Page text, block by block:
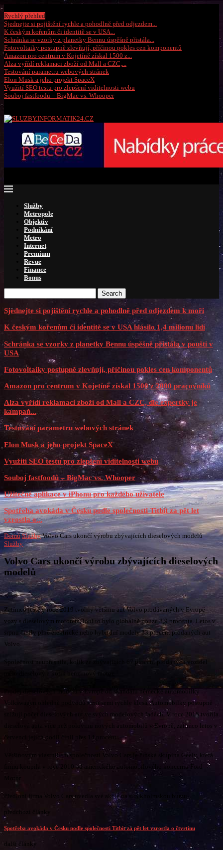
Rychlý přehled
Sjednejte si pojištění rychle a pohodlně před odjezdem...
K českým kořenům či identitě se v USA...
Schránka se vzorky z planetky Bennu úspěšně přistála...
Fotovoltaiky postupně zlevňují, příčinou pokles cen komponentů
Amazon pro centrum v Kojetíně získal 1500 z...
Alza vyřídí reklamaci zboží od Mall a CZC,...
Testování parametru webových stránek
Elon Musk a jeho projekt SpaceX
Využití SEO testu pro zlepšení viditelnosti webu
Souboj fastfoodů – BigMac vs. Whooper
Služby
Metropole
Objektiv
Podnikání
Metro
Internet
Premium
Revue
Finance
Bonus
Search
Sjednejte si pojištění rychle a pohodlně před odjezdem k moři
K českým kořenům či identitě se v USA hlásilo 1,4 milionu lidí
Schránka se vzorky z planetky Bennu úspěšně přistála v poušti v
USA
Fotovoltaiky postupně zlevňují, příčinou pokles cen komponentů
Amazon pro centrum v Kojetíně získal 1500 z 2000 pracovníků
Alza vyřídí reklamaci zboží od Mall a CZC, dle expertky je
kampaň...
Testování parametru webových stránek
Elon Musk a jeho projekt SpaceX
Využití SEO testu pro zlepšení viditelnosti webu
Souboj fastfoodů – BigMac vs. Whooper
Užitečné aplikace v iPhonu pro každého uživatele
Spotřeba avokáda v Česku podle společnosti Titbit za pět let
vzrostla o...
Domů Služby Volvo Cars ukončí výrobu zbývajících dieselových modelů
Služby
Volvo Cars ukončí výrobu zbývajících dieselových
modelů
Zatímco ještě v roce 2019 tvořily většinu aut Volvo prodávaných v Evropě
vozy s dieselovým motorem, loni to bylo globálně pouze 8,9 procenta. Letos v
srpnu činily plně elektrické nebo hybridní modely 33 procent prodaných aut
Volvo.
Společnost neupřesnila, kolik ze zbývajících 67 procent prodaných vozidel
mělo dieselový a kolik benzinový motor.
Prodej dieselových modelů v Evropě od skandálu německé automobilky
Volkswagen ohledně podvodů s emisemi rychle klesá. Automobilky postupně
snižují počet dieselových aut ve svých modelových řadách. V roce 2015 tvořila
dieselová auta více než polovinu nových automobilů v Evropě, zatímco letos v
červenci jejich podíl činil přes 14 procent.
Většinovým vlastníkem společnosti Volvo Cars je čínská skupina Geely, která
firmu koupila v roce 2010 od amerického automobilového koncernu Ford
Předloni firma Volvo Cars uvedla své akcie na stockholmskou burzu.
předchozí články
Spotřeba avokáda v Česku podle společnosti Titbit za pět let vzrostla o čtvrtinu
další články